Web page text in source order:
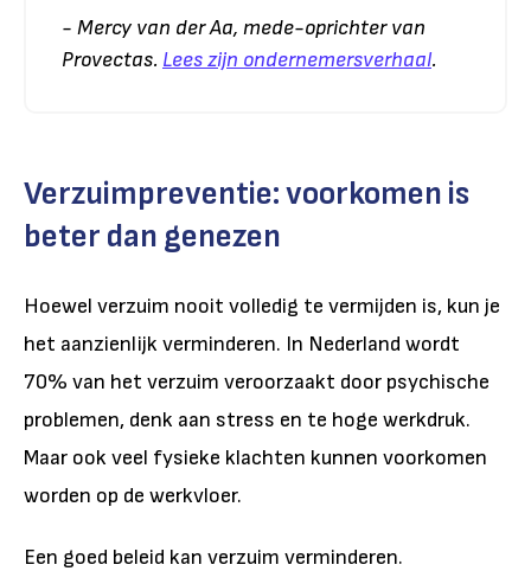
- Mercy van der Aa, mede-oprichter van
Provectas. Lees zijn ondernemersverhaal.
Verzuimpreventie: voorkomen is
beter dan genezen
Hoewel verzuim nooit volledig te vermijden is, kun je
het aanzienlijk verminderen. In Nederland wordt
70% van het verzuim veroorzaakt door psychische
problemen, denk aan stress en te hoge werkdruk.
Maar ook veel fysieke klachten kunnen voorkomen
worden op de werkvloer.
Een goed beleid kan verzuim verminderen.